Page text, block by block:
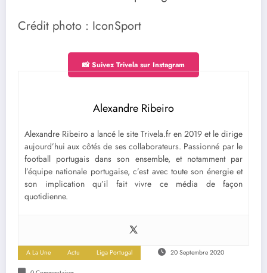
Crédit photo : IconSport
📸 Suivez Trivela sur Instagram
Alexandre Ribeiro
Alexandre Ribeiro a lancé le site Trivela.fr en 2019 et le dirige
aujourd’hui aux côtés de ses collaborateurs. Passionné par le
football portugais dans son ensemble, et notamment par
l’équipe nationale portugaise, c’est avec toute son énergie et
son implication qu’il fait vivre ce média de façon
quotidienne.
A La Une Actu Liga Portugal 20 Septembre 2020